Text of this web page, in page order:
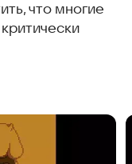
что многие